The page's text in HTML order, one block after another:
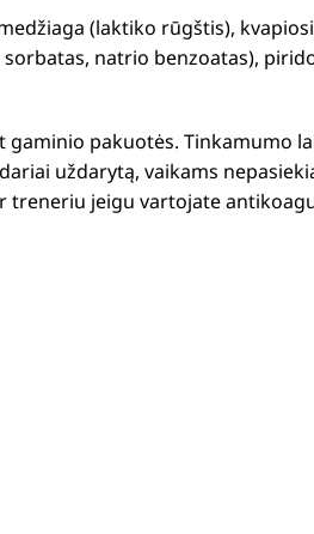
(laktiko rūgštis),
natrio benzoatas),
gaminio pakuotės. Tinkamumo
uždarytą, vaikams
jeigu vartojate